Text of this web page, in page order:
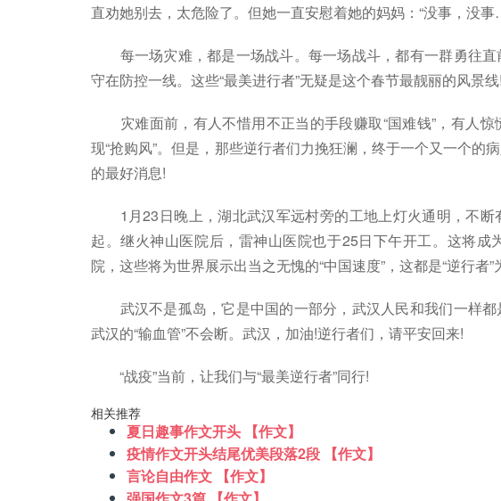
直劝她别去，太危险了。但她一直安慰着她的妈妈：“没事，没
每一场灾难，都是一场战斗。每一场战斗，都有一群勇往直
守在防控一线。这些“最美进行者”无疑是这个春节最靓丽的风景线!
灾难面前，有人不惜用不正当的手段赚取“国难钱”，有人惊
现“抢购风”。但是，那些逆行者们力挽狂澜，终于一个又一个的
的最好消息!
1月23日晚上，湖北武汉军远村旁的工地上灯火通明，不断
起。继火神山医院后，雷神山医院也于25日下午开工。这将
院，这些将为世界展示出当之无愧的“中国速度”，这都是“逆行者
武汉不是孤岛，它是中国的一部分，武汉人民和我们一样都
武汉的“输血管”不会断。武汉，加油!逆行者们，请平安回来!
“战疫”当前，让我们与“最美逆行者”同行!
相关推荐
夏日趣事作文开头 【作文】
疫情作文开头结尾优美段落2段 【作文】
言论自由作文 【作文】